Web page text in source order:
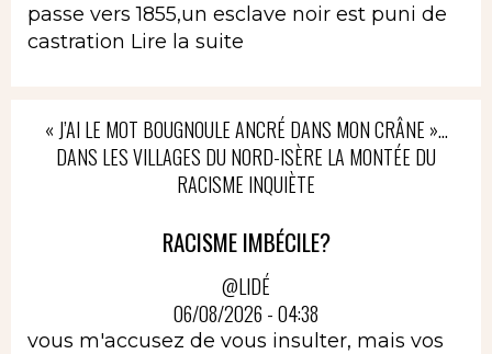
passe vers 1855,un esclave noir est puni de
castration Lire la suite
« J’AI LE MOT BOUGNOULE ANCRÉ DANS MON CRÂNE »…
DANS LES VILLAGES DU NORD-ISÈRE LA MONTÉE DU
RACISME INQUIÈTE
RACISME IMBÉCILE?
@LIDÉ
06/08/2026 - 04:38
vous m'accusez de vous insulter, mais vos